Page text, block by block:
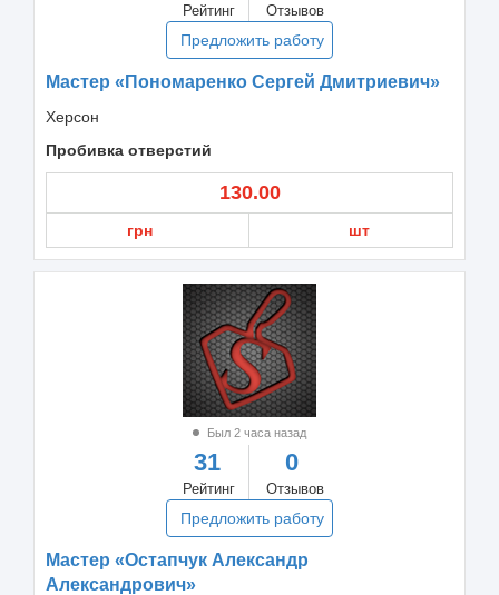
Рейтинг Отзывов
Предложить работу
Мастер «Пономаренко Сергей Дмитриевич»
Херсон
Пробивка отверстий
130.00
грн шт
Был 2 часа назад
31
Рейтинг
0
Отзывов
Предложить работу
Мастер «Остапчук Александр
Александрович»